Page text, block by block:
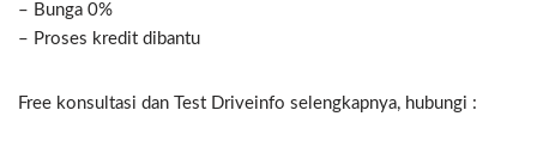
– Bunga 0%
– Proses kredit dibantu
Free konsultasi dan Test Driveinfo selengkapnya, hubungi :